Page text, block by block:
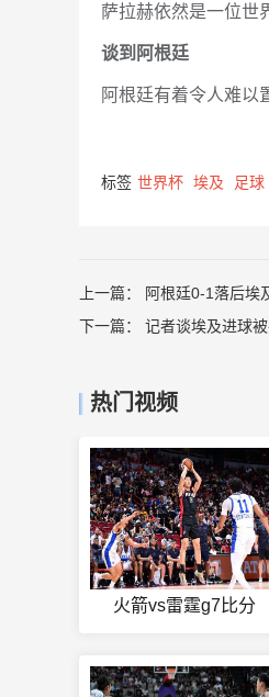
萨拉赫依然是一位世
谈到阿根廷
阿根廷有着令人难以
标签 世界杯 埃及 足球
上一篇：
阿根廷0-1落后埃
下一篇： 记者谈埃及进球
热门视频
火箭vs雷霆g7比分